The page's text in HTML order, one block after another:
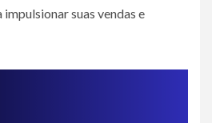
impulsionar suas vendas e